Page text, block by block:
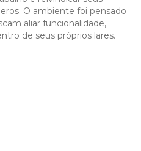
O ambiente foi pensado
aliar funcionalidade,
de seus próprios lares.